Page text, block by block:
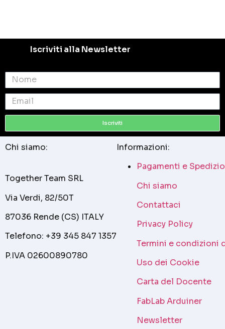
Iscriviti alla Newsletter
Iscriviti
Chi siamo:
Together Team SRL
Via Verdi, 82/50T
87036 Rende (CS) ITALY
Telefono: +39 345 847 1357
P.IVA 02600890780
Informazioni:
Pagamenti e
Chi siamo
Contattaci
Privacy Policy
Termini e condizioni
Uso dei Cookie
Carta del Docente
FabLab Arduiner
Newsletter